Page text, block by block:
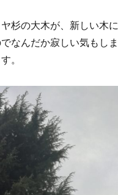
杉の大木が、新しい木に
なんだか寂しい気もしま
。